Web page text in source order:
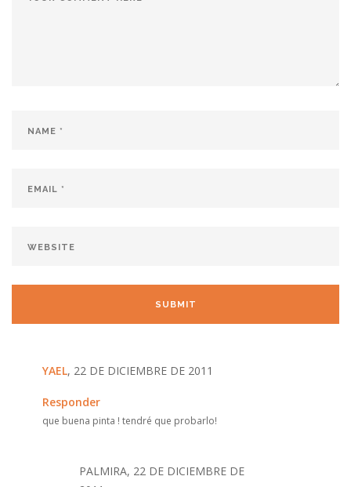
YAEL, 22 DE DICIEMBRE DE 2011
Responder
que buena pinta ! tendré que probarlo!
PALMIRA, 22 DE DICIEMBRE DE